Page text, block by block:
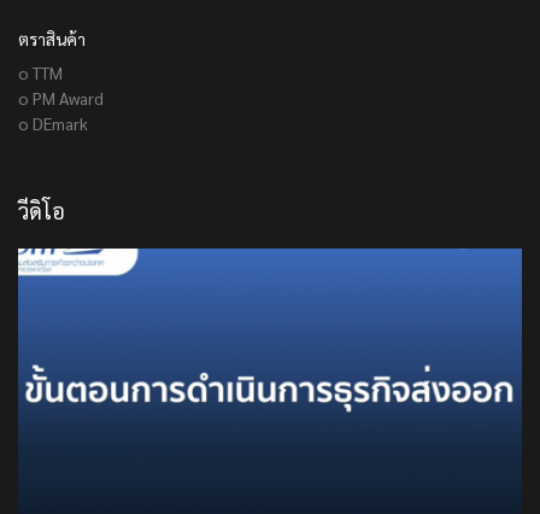
ตราสินค้า
o TTM
o PM Award
o DEmark
วีดิโอ